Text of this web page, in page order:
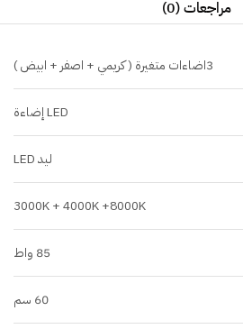
مراجعات (0)
3اضاءات متغيرة ( كريمي + اصفر + ابيض )
LED إضاءة
ليد LED
3000K + 4000K +8000K
85 واط
60 سم